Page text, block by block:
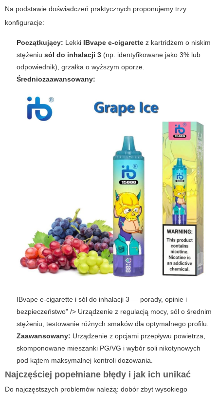
Na podstawie doświadczeń praktycznych proponujemy trzy
konfiguracje:
Początkujący: Lekki IBvape e-cigarette z kartridżem o niskim
stężeniu sól do inhalacji 3 (np. identyfikowane jako 3% lub
odpowiednik), grzałka o wyższym oporze.
Średniozaawansowany:
IBvape e-cigarette i sól do inhalacji 3 — porady, opinie i
bezpieczeństwo" /> Urządzenie z regulacją mocy, sól o średnim
stężeniu, testowanie różnych smaków dla optymalnego profilu.
Zaawansowany: Urządzenie z opcjami przepływu powietrza,
skomponowane mieszanki PG/VG i wybór soli nikotynowych
pod kątem maksymalnej kontroli dozowania.
Najczęściej popełniane błędy i jak ich unikać
Do najczęstszych problemów należą: dobór zbyt wysokiego